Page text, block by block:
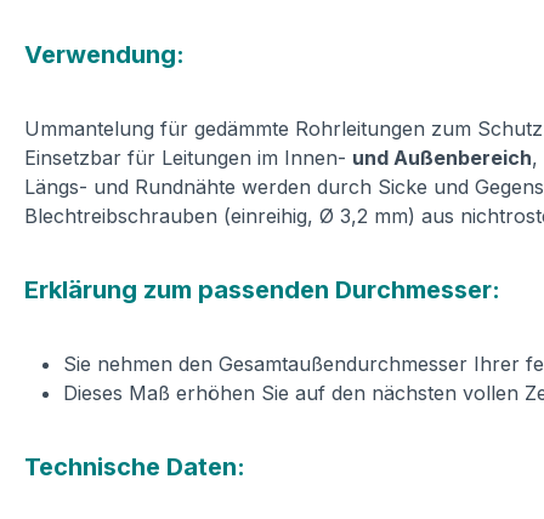
Verwendung:
Ummantelung für gedämmte Rohrleitungen zum
Einsetzbar für Leitungen im Innen- und Außenbereich,
Längs- und Rundnähte werden durch Sicke und
Blechtreibschrauben (einreihig, Ø 3,2 mm) aus
Erklärung zum passenden Durchmesser:
Sie nehmen den Gesamtaußendurchmesser Ihrer
Dieses Maß erhöhen Sie auf den nächsten vollen
Technische Daten: